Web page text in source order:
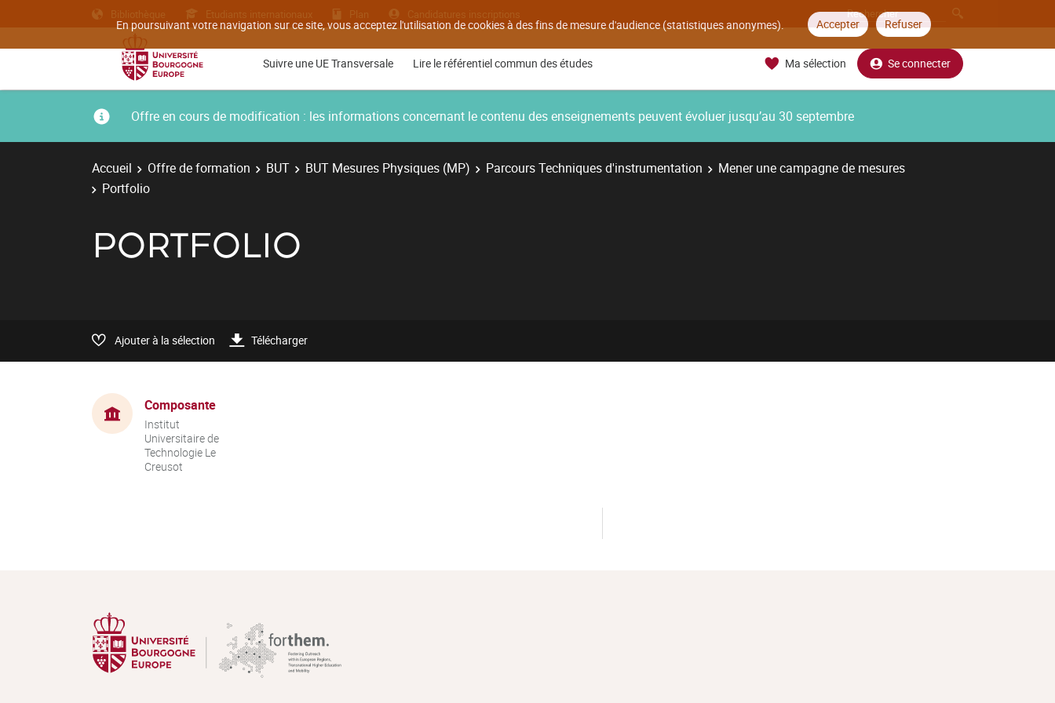
En poursuivant votre navigation sur ce site, vous acceptez l'utilisation de cookies à des fins de mesure d'audience (statistiques anonymes). Accepter Refuser
Bibliothèque Etudiants internationaux Plan Candidatures inscriptions
Suivre une UE Transversale Lire le référentiel commun des études Ma sélection Se connecter
Offre en cours de modification : les informations concernant le contenu des enseignements peuvent évoluer jusqu’au 30 septembre
Accueil Offre de formation BUT BUT Mesures Physiques (MP) Parcours Techniques d'instrumentation
Mener une campagne de mesures
Portfolio
PORTFOLIO
Ajouter à la sélection Télécharger
Composante
Institut
Universitaire de
Technologie Le
Creusot